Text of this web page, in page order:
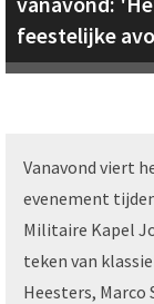
feestelijke
Vanavond viert
evenement
Militaire Kapel
teken van
Heesters, Marco